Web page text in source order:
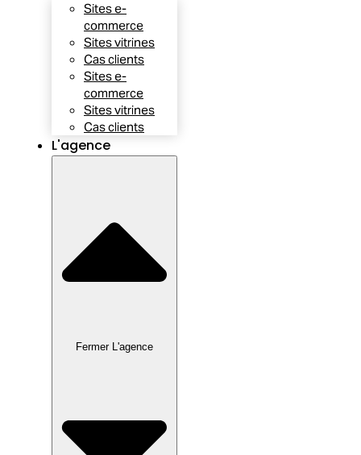
Sites e-
commerce
Sites vitrines
Cas clients
Sites e-
commerce
Sites vitrines
Cas clients
L'agence
Fermer L'agence